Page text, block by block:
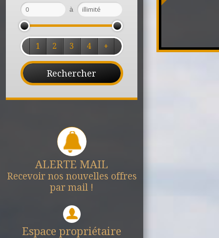
à
1 2 3 4 +
ALERTE MAIL
Recevoir nos nouvelles offres
par mail !
Espace propriétaire